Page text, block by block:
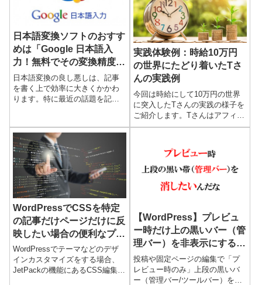
いま...
日本語変換ソフトのおすす
めは「Google 日本語入
力！無料でその変換精度が
凄すぎる
日本語変換の良し悪しは、記事
を書く上で効率に大きくかかわ
ります。特に最近の話題を記事
地名などを入力する場合も多
く、期待する変換候補が出なく
てイラ...
実践体験例：時給10万円
の世界にたどり着いたTさ
んの実践例
今回は時給にして10万円の世界
に突入したTさんの実践の様子を
ご紹介します。Tさんはアフィリ
エイトって何？といった正に初
実践では、着実さが武器、と言
わんばかりに非常にまじめに...
WordPressでCSSを特定
の記事だけページだけに反
映したい場合の便利なプラ
グイン
WordPressでテーマなどのデザ
インカスタマイズをする場合、
JetPackの機能にあるCSS編集
【WordPress】プレビュ
ー時だけ上の黒いバー（管
理バー）を非表示にする方
法
投稿や固定ページの編集で「プ
レビュー時のみ」上段の黒いバ
ー（管理バー/ツールバー）を非